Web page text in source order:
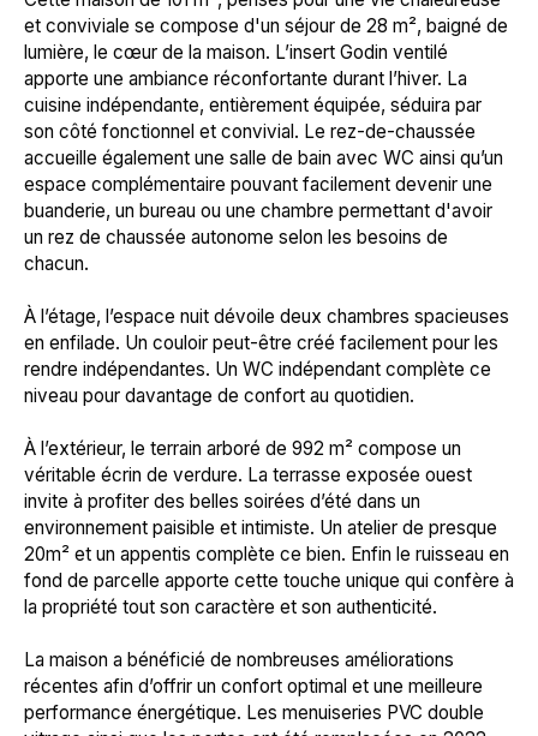
et conviviale se compose d'un séjour de 28 m², baigné de
lumière, le cœur de la maison. L’insert Godin ventilé
apporte une ambiance réconfortante durant l’hiver. La
cuisine indépendante, entièrement équipée, séduira par
son côté fonctionnel et convivial. Le rez-de-chaussée
accueille également une salle de bain avec WC ainsi qu’un
espace complémentaire pouvant facilement devenir une
buanderie, un bureau ou une chambre permettant d'avoir
un rez de chaussée autonome selon les besoins de
chacun.
À l’étage, l’espace nuit dévoile deux chambres spacieuses
en enfilade. Un couloir peut-être créé facilement pour les
rendre indépendantes. Un WC indépendant complète ce
niveau pour davantage de confort au quotidien.
À l’extérieur, le terrain arboré de 992 m² compose un
véritable écrin de verdure. La terrasse exposée ouest
invite à profiter des belles soirées d’été dans un
environnement paisible et intimiste. Un atelier de presque
20m² et un appentis complète ce bien. Enfin le ruisseau en
fond de parcelle apporte cette touche unique qui confère à
la propriété tout son caractère et son authenticité.
La maison a bénéficié de nombreuses améliorations
récentes afin d’offrir un confort optimal et une meilleure
performance énergétique. Les menuiseries PVC double